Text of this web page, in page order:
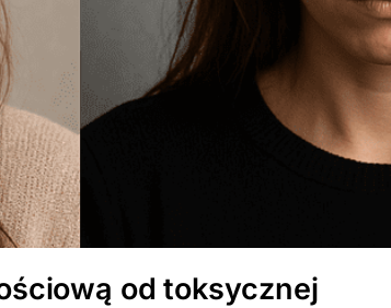
od toksycznej